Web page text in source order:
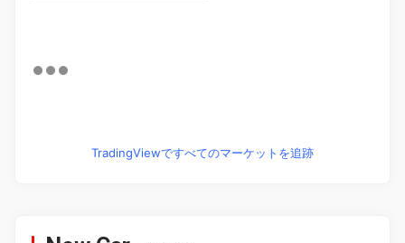
TradingViewですべてのマーケットを追跡